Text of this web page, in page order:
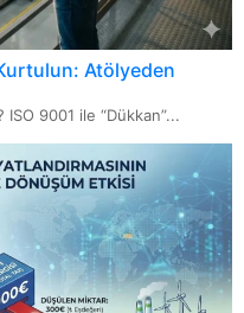
Atölyeden
9001 ile “Dükkan”...